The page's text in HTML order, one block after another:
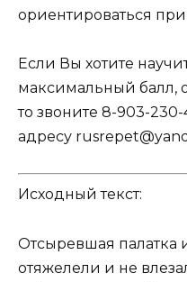
ориентироваться
Если Вы хотите
максимальный балл,
то звоните 8-903-
адресу
Исходный текст:
Отсыревшая
отяжелели и не